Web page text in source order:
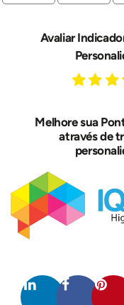
Avaliar
Melhore sua
através de